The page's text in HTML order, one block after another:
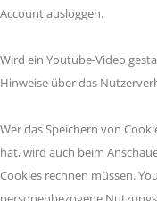
Account ausloggen.
Wird ein Youtube-Video
Hinweise über das
Wer das Speichern von
hat, wird auch beim
Cookies rechnen müssen.